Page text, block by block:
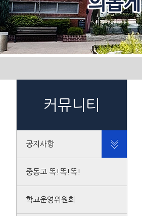
커뮤니티
공지사항
중동고 똑!똑!똑!
학교운영위원회